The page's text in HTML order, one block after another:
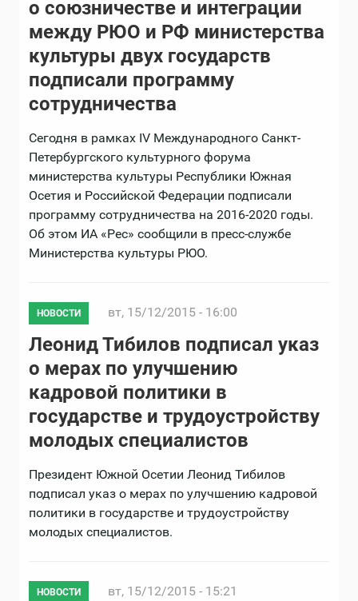
о союзничестве и интеграции
между РЮО и РФ министерства
культуры двух государств
подписали программу
сотрудничества
Сегодня в рамках IV Международного Санкт-
Петербургского культурного форума
министерства культуры Республики Южная
Осетия и Российской Федерации подписали
программу сотрудничества на 2016-2020 годы.
Об этом ИА «Рес» сообщили в пресс-службе
Министерства культуры РЮО.
НОВОСТИ вт, 15/12/2015 - 16:00
Леонид Тибилов подписал указ
о мерах по улучшению
кадровой политики в
государстве и трудоустройству
молодых специалистов
Президент Южной Осетии Леонид Тибилов
подписал указ о мерах по улучшению кадровой
политики в государстве и трудоустройству
молодых специалистов.
НОВОСТИ вт, 15/12/2015 - 15:21